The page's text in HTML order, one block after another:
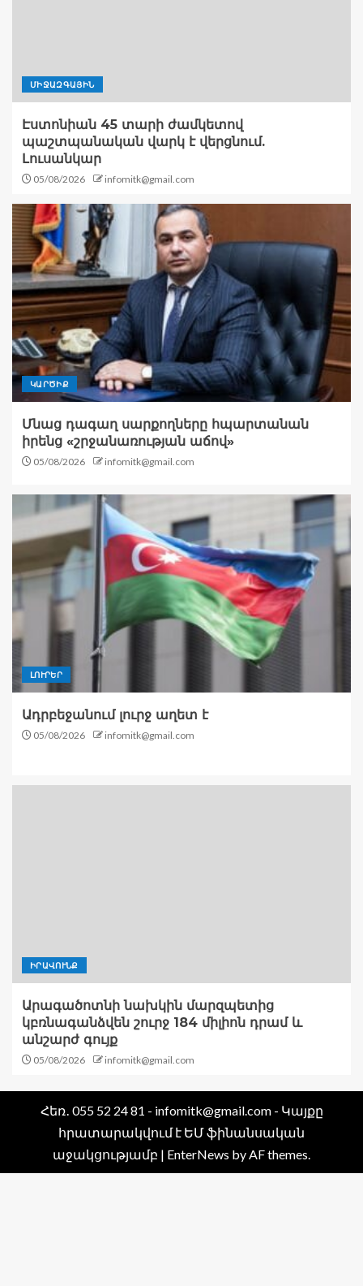
ՄԻՋԱԶԳԱՅԻՆ
Էստոնիան 45 տարի ժամկետով
պաշտպանական վարկ է վերցնում.
Լուսանկար
05/08/2026 infomitk@gmail.com
ԿԱՐԾԻՔ
Մնաց դագաղ սարքողները հպարտանան
իրենց «շրջանառության աճով»
05/08/2026 infomitk@gmail.com
ԼՈՒՐԵՐ
Ադրբեջանում լուրջ աղետ է
05/08/2026 infomitk@gmail.com
ԻՐԱՎՈՒՆՔ
Արագածոտնի նախկին մարզպետից
կբռնագանձվեն շուրջ 184 միլիոն դրամ և
անշարժ գույք
05/08/2026 infomitk@gmail.com
Հեռ․ 055 52 24 81 - infomitk@gmail.com - Կայքը
հրատարակվում է ԵՄ ֆինանսական
աջակցությամբ | EnterNews by AF themes.